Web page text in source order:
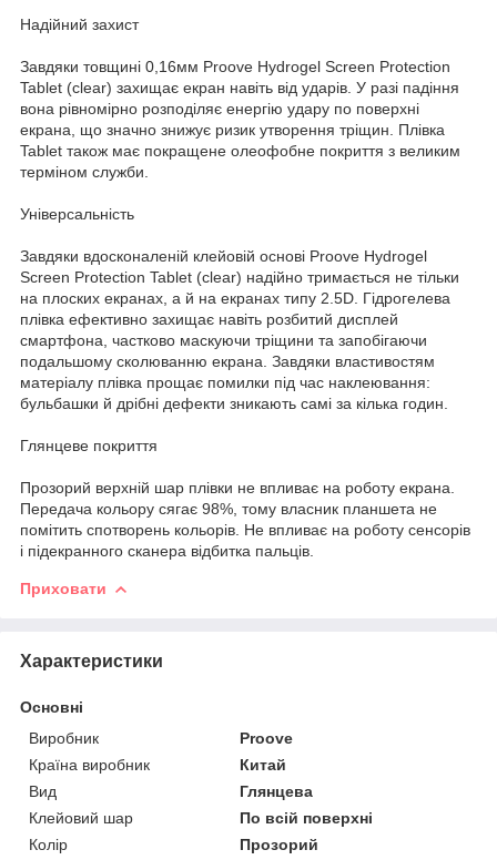
Надійний захист
Завдяки товщині 0,16мм Proove Hydrogel Screen Protection
Tablet (clear) захищає екран навіть від ударів. У разі падіння
вона рівномірно розподіляє енергію удару по поверхні
екрана, що значно знижує ризик утворення тріщин. Плівка
Tablet також має покращене олеофобне покриття з великим
терміном служби.
Універсальність
Завдяки вдосконаленій клейовій основі Proove Hydrogel
Screen Protection Tablet (clear) надійно тримається не тільки
на плоских екранах, а й на екранах типу 2.5D. Гідрогелева
плівка ефективно захищає навіть розбитий дисплей
смартфона, частково маскуючи тріщини та запобігаючи
подальшому сколюванню екрана. Завдяки властивостям
матеріалу плівка прощає помилки під час наклеювання:
бульбашки й дрібні дефекти зникають самі за кілька годин.
Глянцеве покриття
Прозорий верхній шар плівки не впливає на роботу екрана.
Передача кольору сягає 98%, тому власник планшета не
помітить спотворень кольорів. Не впливає на роботу сенсорів
і підекранного сканера відбитка пальців.
Приховати
Характеристики
Основні
Виробник
Proove
Країна виробник
Китай
Вид
Глянцева
Клейовий шар
По всій поверхні
Колір
Прозорий